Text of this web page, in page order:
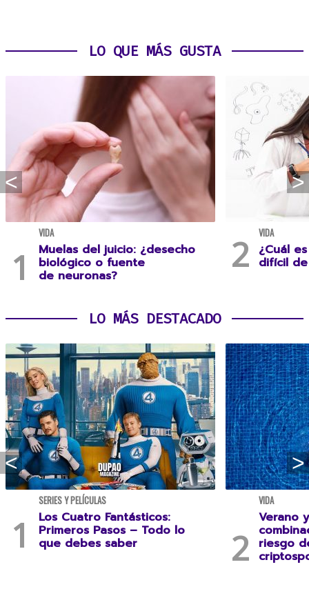
LO QUE MÁS GUSTA
VIDA
Muelas del juicio: ¿desecho
biológico o fuente
de neuronas?
VIDA
¿Cuál
difícil
LO MÁS DESTACADO
SERIES Y PELÍCULAS
Los Cuatro Fantásticos:
Primeros Pasos – Todo lo
que debes saber
VIDA
Verano
riesgo